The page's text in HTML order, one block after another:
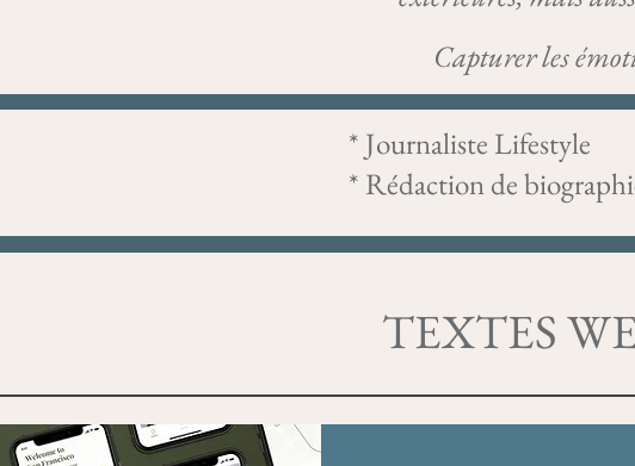
Capturer les
*
* Rédaction de
TEXTES